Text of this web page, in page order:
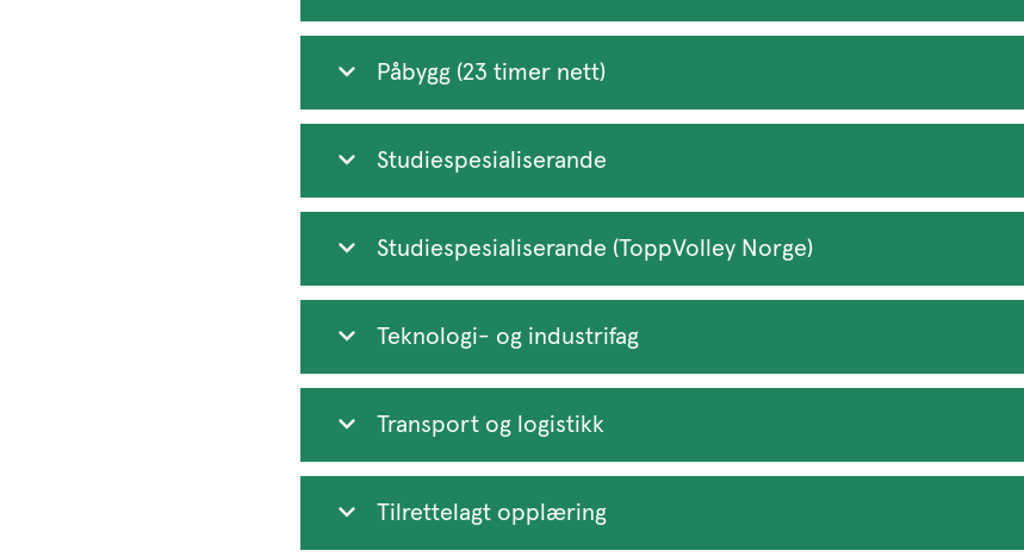
Påbygg (23 timer nett)
Studiespesialiserande
Studiespesialiserande (ToppVolley Norge)
Teknologi- og industrifag
Transport og logistikk
Tilrettelagt opplæring